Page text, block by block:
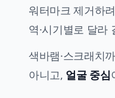
워터마크 제거하
역·시기별로 달라
색바램·스크래치
아니고, 얼굴 중심